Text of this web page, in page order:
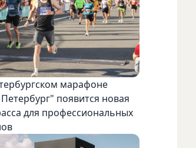
марафоне
появится новая
для профессиональных